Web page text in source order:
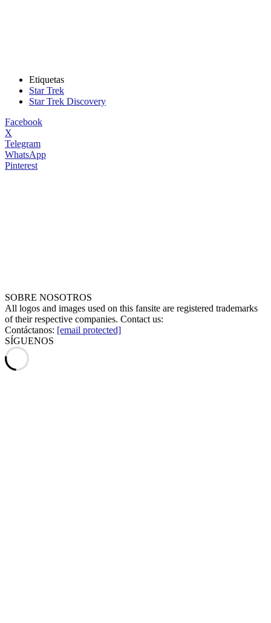
Etiquetas
Star Trek
Star Trek Discovery
Facebook
X
Telegram
WhatsApp
Pinterest
SOBRE NOSOTROS
All logos and images used on this fansite are registered trademarks
of their respective companies. Contact us:
Contáctanos: [email protected]
SÍGUENOS